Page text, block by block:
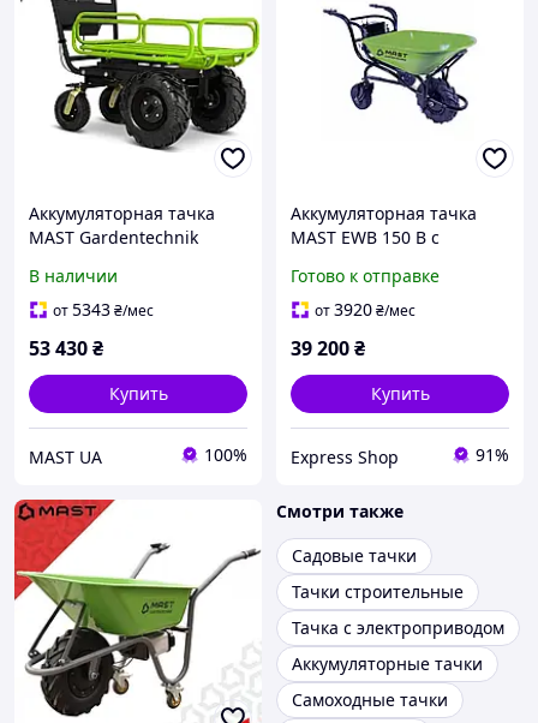
Аккумуляторная тачка
MAST Gardentechnik
В наличии
от5343₴/мес
53 430₴
Купить
MAST UA 100%
Аккумуляторная тачка
MAST EWB 150 B с
кг электроприводом 280 В
и 80-литровым корытом
Готово к отправке
от3920₴/мес
39 200₴
Купить
Express Shop 91%
Смотри также
Садовые тачки
Тачки строительные
Тачка с электроприводом
Аккумуляторные тачки
Самоходные тачки